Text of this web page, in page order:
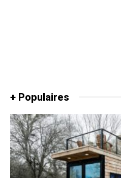
+ Populaires